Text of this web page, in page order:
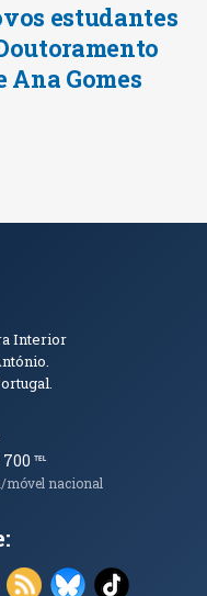
estudantes
Ana Gomes
Interior
700℡
nacional
janela)
em nova janela)
(abre em nova janela)
(abre em nova
RSS (abre em nova
Bluesky (abre
TikTok